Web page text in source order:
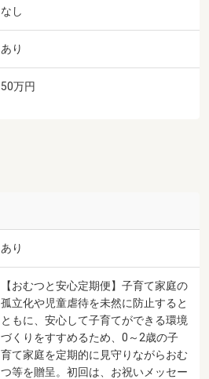
なし
あり
50万円
あり
【おむつと安心定期便】子育て家庭の
孤立化や児童虐待を未然に防止すると
ともに、安心して子育てができる環境
づくりをすすめるため、0～2歳の子
育て家庭を定期的に見守りながらおむ
つ等を贈呈。初回は、お祝いメッセー